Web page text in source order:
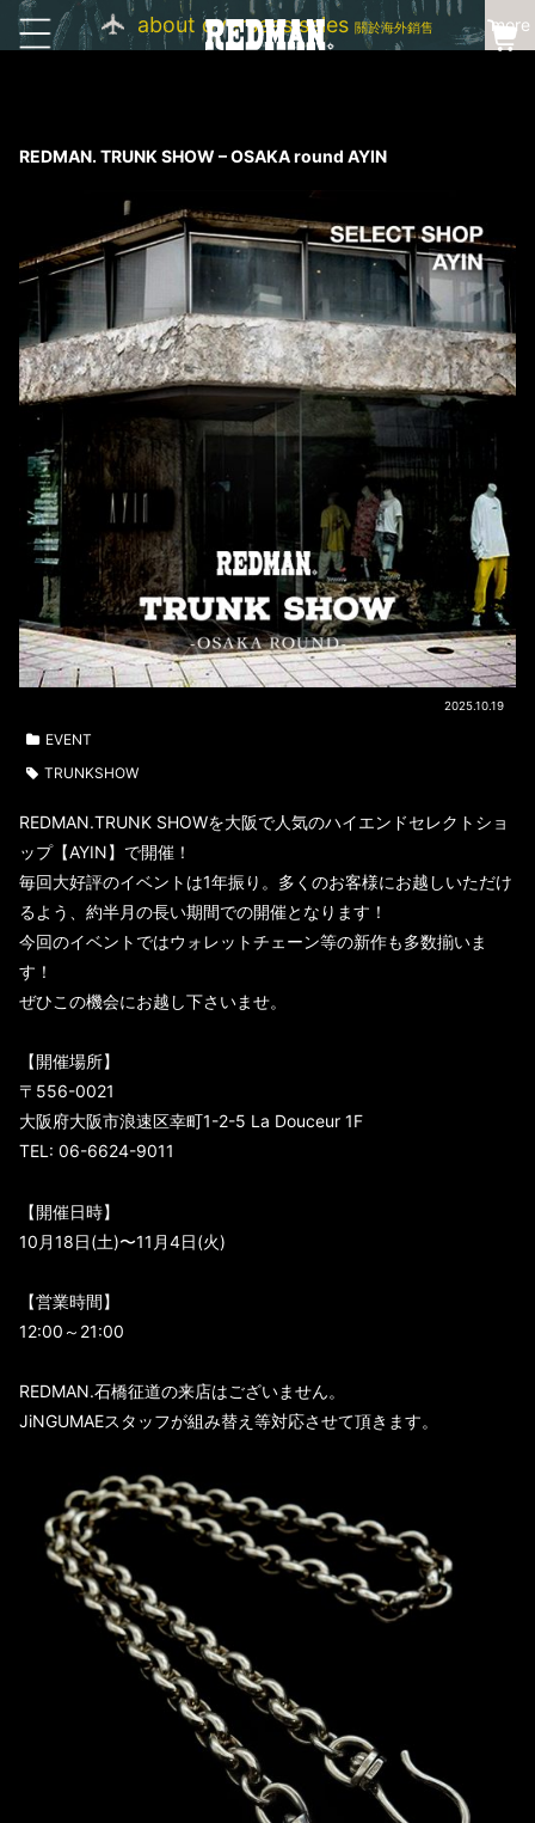
about overseas sales 關於海外銷售 more
REDMAN. TRUNK SHOW – OSAKA round AYIN
2025.10.19
EVENT
TRUNKSHOW
REDMAN.TRUNK SHOWを大阪で人気のハイエンドセレクトショ
ップ【AYIN】で開催！
毎回大好評のイベントは1年振り。多くのお客様にお越しいただけ
るよう、約半月の長い期間での開催となります！
今回のイベントではウォレットチェーン等の新作も多数揃いま
す！
ぜひこの機会にお越し下さいませ。
【開催場所】
〒556-0021
大阪府大阪市浪速区幸町1-2-5 La Douceur 1F
TEL: 06-6624-9011
【開催日時】
10月18日(土)〜11月4日(火)
【営業時間】
12:00～21:00
REDMAN.石橋征道の来店はございません。
JiNGUMAEスタッフが組み替え等対応させて頂きます。